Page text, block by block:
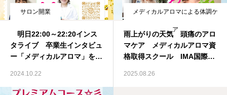
サロン開業
明日22:00～22:20インス
タライブ 卒業生インタビュ
ー「メディカルアロマ」を学
す❣️メディカルアロマ資格取
2024.10.22
メディカルアロマによる体調ケ
ア
雨上がりの天気 頭痛のアロ
マケア メディカルアロマ資
格取得スクール IMA国際メ
2025.08.26